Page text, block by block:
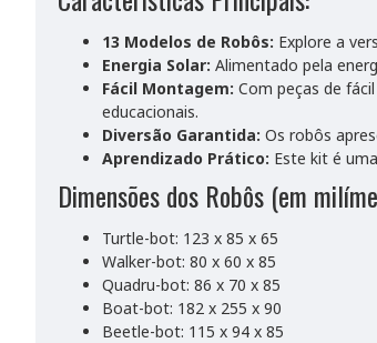
13 Modelos de Robôs: Explore a
Energia Solar: Alimentado pela
Fácil Montagem: Com peças de
educacionais.
Diversão Garantida: Os robôs
Aprendizado Prático: Este kit é
Dimensões dos Robôs (em
Turtle-bot: 123 x 85 x 65
Walker-bot: 80 x 60 x 85
Quadru-bot: 86 x 70 x 85
Boat-bot: 182 x 255 x 90
Beetle-bot: 115 x 94 x 85